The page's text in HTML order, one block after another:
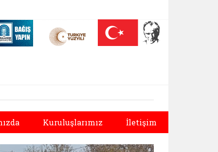
sekmede açılır)
On Yılı (yeni sekmede açılır)
Darülaceze bağış sayfası (yeni sekmede açılır)
Kuruluşlarımız İletişim
Sonraki